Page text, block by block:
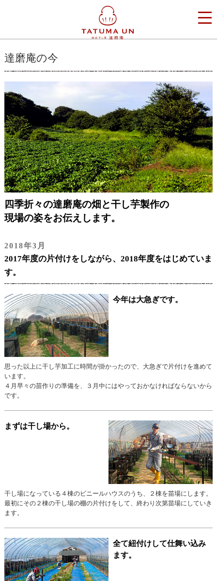
達磨庵の今
四季折々の達磨庵の畑と干し芋製作の
現場の姿をお伝えします。
2018年3月
2017年度の片付けをしながら、2018年度をはじめていま
す。
今年は大急ぎです。
思った以上に干し芋加工に時間が掛かったので、大急ぎで片付けを進めて
います。
４月早々の苗作りの準備を、３月中にはやっておかなければならないから
です。
まずは干し場から。
干し場になっている４棟のビニールハウスのうち、２棟を苗場にします。
最初にその２棟の干し場の棚の片付けをして、終わり次第苗場にしていき
ます。
全て紐付けして仕舞い込み
ます。